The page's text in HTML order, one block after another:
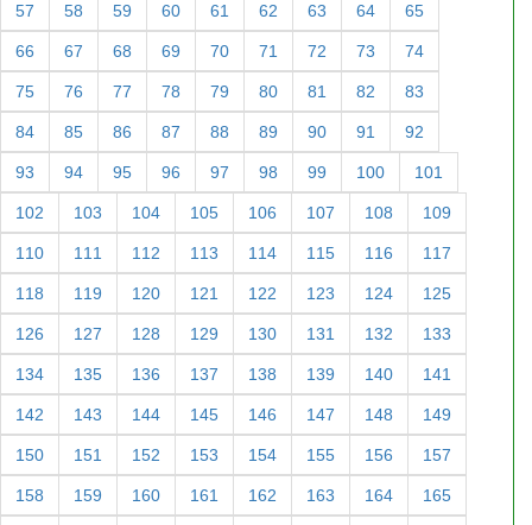
57 58 59 60 61 62 63 64 65
66 67 68 69 70 71 72 73 74
75 76 77 78 79 80 81 82 83
84 85 86 87 88 89 90 91 92
93 94 95 96 97 98 99 100 101
102 103 104 105 106 107 108 109
110 111 112 113 114 115 116 117
118 119 120 121 122 123 124 125
126 127 128 129 130 131 132 133
134 135 136 137 138 139 140 141
142 143 144 145 146 147 148 149
150 151 152 153 154 155 156 157
158 159 160 161 162 163 164 165